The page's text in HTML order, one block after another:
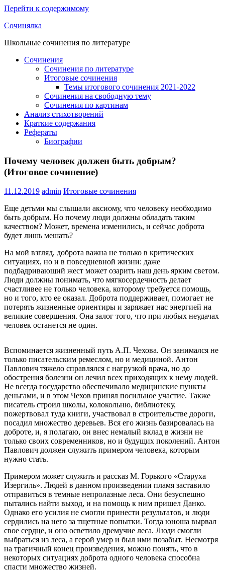
Перейти к содержимому
Сочинялка
Школьные сочинения по литературе
Сочинения
Сочинения по литературе
Итоговые сочинения
Темы итогового сочинения 2021-2022
Сочинения на свободную тему
Сочинения по картинам
Анализ стихотворений
Краткие содержания
Рефераты
Биографии
Почему человек должен быть добрым?
(Итоговое сочинение)
11.12.2019 admin Итоговые сочинения
Еще детьми мы слышали аксиому, что человеку необходимо
быть добрым. Но почему люди должны обладать таким
качеством? Может, времена изменились, и сейчас доброта
будет лишь мешать?
На мой взгляд, доброта важна не только в критических
ситуациях, но и в повседневной жизни: даже
подбадривающий жест может озарить наш день ярким светом.
Люди должны понимать, что мягкосердечность делает
счастливее не только человека, которому требуется помощь,
но и того, кто ее оказал. Доброта поддерживает, помогает не
потерять жизненные ориентиры и заряжает нас энергией на
великие совершения. Она залог того, что при любых неудачах
человек останется не один.
Вспоминается жизненный путь А.П. Чехова. Он занимался не
только писательским ремеслом, но и медициной. Антон
Павлович тяжело справлялся с нагрузкой врача, но до
обострения болезни он лечил всех приходящих к нему людей.
Не всегда государство обеспечивало медицинские пункты
деньгами, и в этом Чехов принял посильное участие. Также
писатель строил школы, колокольню, библиотеку,
пожертвовал туда книги, участвовал в строительстве дороги,
посадил множество деревьев. Вся его жизнь базировалась на
доброте, и, я полагаю, он внес немалый вклад в жизни не
только своих современников, но и будущих поколений. Антон
Павлович должен служить примером человека, которым
нужно стать.
Примером может служить и рассказ М. Горького «Старуха
Изергиль». Людей в данном произведении пламя заставило
отправиться в темные непролазные леса. Они безуспешно
пытались найти выход, и на помощь к ним пришел Данко.
Однако его усилия не смогли принести результатов, и люди
сердились на него за тщетные попытки. Тогда юноша вырвал
свое сердце, и оно осветило дремучие леса. Люди смогли
выбраться из леса, а герой умер и был ими позабыт. Несмотря
на трагичный конец произведения, можно понять, что в
некоторых ситуациях доброта одного человека способна
спасти множество жизней.